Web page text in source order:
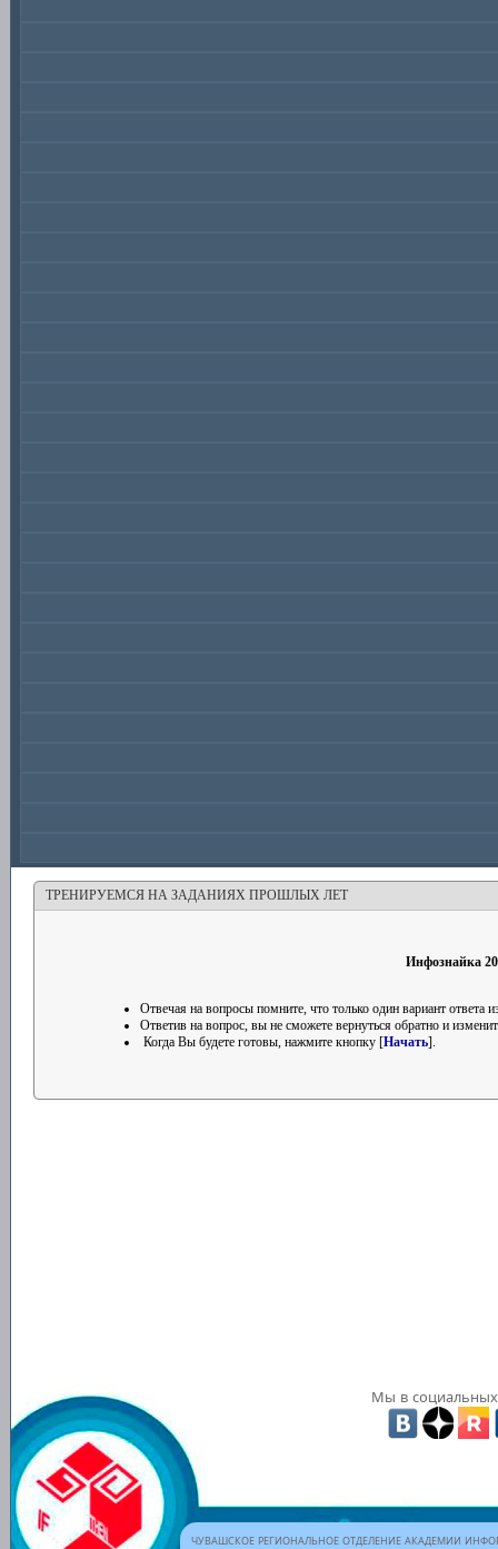
ТРЕНИРУЕМСЯ НА ЗАДАНИЯХ ПРОШЛЫХ ЛЕТ
Инфознайка
Отвечая на вопросы помните, что только один вариант ответа
Ответив на вопрос, вы не сможете вернуться обратно и
Когда Вы будете готовы, нажмите кнопку [Начать].
Мы в социальных
ЧУВАШСКОЕ РЕГИОНАЛЬНОЕ ОТДЕЛЕНИЕ АКАДЕМИИ